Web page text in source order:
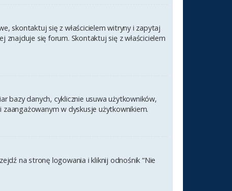
skontaktuj się z właścicielem witryny i zapytaj
się forum. Skontaktuj się z właścicielem
bazy danych, cyklicznie usuwa użytkowników,
w dyskusje użytkownikiem.
na stronę logowania i kliknij odnośnik “Nie